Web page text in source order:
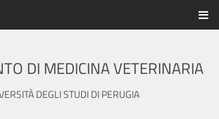
servizi web di Ateneo
DI MEDICINA VETERINARIA
DEGLI STUDI DI PERUGIA